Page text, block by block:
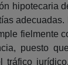
hipotecaria
adecuadas.
fielmente
puesto
tráfico